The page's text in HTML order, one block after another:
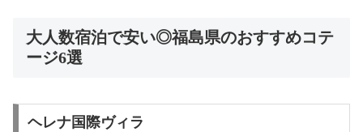
大人数宿泊で安い◎福島県のおすすめコテ
ージ6選
ヘレナ国際ヴィラ